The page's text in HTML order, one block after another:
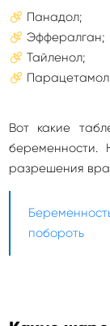
Панадол;
Эффералган;
Тайленол;
Вот какие
беременности.
разрешения
побороть